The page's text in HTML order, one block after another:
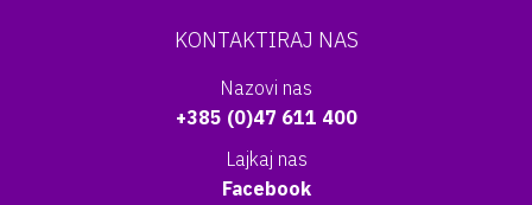
KONTAKTIRAJ NAS
Nazovi nas
+385 (0)47 611 400
Lajkaj nas
Facebook